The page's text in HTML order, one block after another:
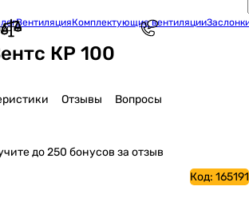
ВентиляцияКомплектующие вентиляции
КР 100
Отзывы Вопросы
до 250 бонусов за отзыв
Код: 165191